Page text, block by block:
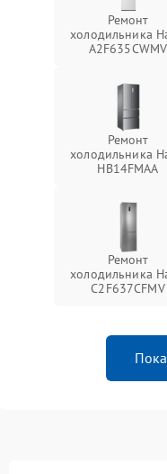
Ремонт
холодильника
A2F635CWMV
Ремонт
холодильника
HB14FMAA
Ремонт
холодильника
C2F637CFMV